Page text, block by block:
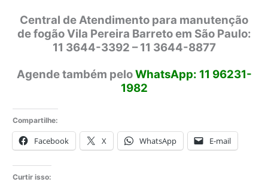
Central de Atendimento para manutenção
de fogão Vila Pereira Barreto em São Paulo:
11 3644-3392 – 11 3644-8877
Agende também peloWhatsApp: 11 96231-
1982
Compartilhe:
Facebook X WhatsApp E-mail
Curtir isso: